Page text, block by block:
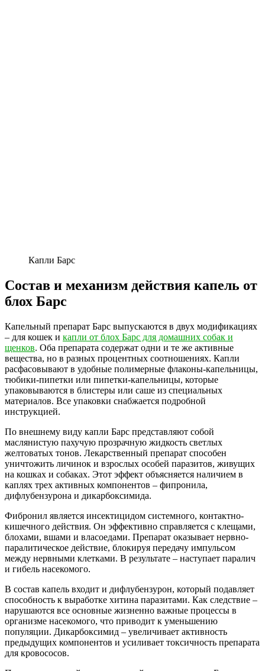
Капли Барс
Состав и механизм действия капель от
блох Барс
Капельный препарат Барс выпускаются в двух модификациях
– для кошек и капли от блох Барс для домашних собак и
щенков. Оба препарата содержат одни и те же активные
вещества, но в разных процентных соотношениях. Капли
расфасовывают в удобные полимерные флаконы-капельницы,
тюбики-пипетки или пипетки-капельницы, которые
упаковываются в блистеры или саше из специальных
материалов. Все упаковки снабжается подробной
инструкцией.
По внешнему виду капли Барс представляют собой
маслянистую пахучую прозрачную жидкость светлых
желтоватых тонов. Лекарственный препарат способен
уничтожить личинок и взрослых особей паразитов, живущих
на кошках и собаках. Этот эффект объясняется наличием в
каплях трех активных компонентов – фипронила,
дифлубензурона и дикарбоксимида.
Фибронил является инсектицидом системного, контактно-
кишечного действия. Он эффективно справляется с клещами,
блохами, вшами и власоедами. Препарат оказывает нервно-
паралитическое действие, блокируя передачу импульсом
между нервными клетками. В результате – наступает паралич
и гибель насекомого.
В состав капель входит и дифлубензурон, который подавляет
способность к выработке хитина паразитами. Как следствие –
нарушаются все основные жизненно важные процессы в
организме насекомого, что приводит к уменьшению
популяции. Дикарбоксимид – увеличивает активность
предыдущих компонентов и усиливает токсичность препарата
для кровососов.